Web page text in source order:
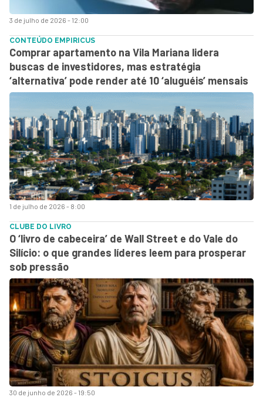
3 de julho de 2026 - 12:00
1 de julho de 2026 - 8:00
CONTEÚDO EMPIRICUS
Comprar apartamento na Vila Mariana lidera
buscas de investidores, mas estratégia
‘alternativa’ pode render até 10 ‘aluguéis’ mensais
30 de junho de 2026 - 19:50
CLUBE DO LIVRO
O ‘livro de cabeceira’ de Wall Street e do Vale do
Silício: o que grandes líderes leem para prosperar
sob pressão